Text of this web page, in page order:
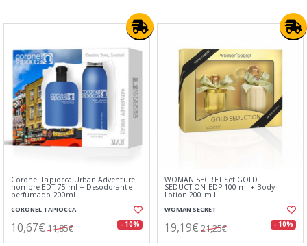
Coronel Tapiocca Urban Adventure
hombre EDT 75 ml + Desodorante
perfumado 200ml
CORONEL TAPIOCCA
10,67€ 11,85€ - 10%
WOMAN SECRET Set GOLD
SEDUCTION EDP 100 ml + Body
Lotion 200 m l
WOMAN SECRET
19,19€ 21,25€ - 10%